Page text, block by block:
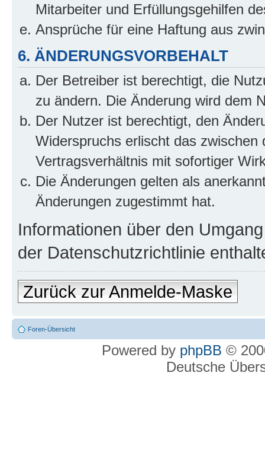
Mitarbeiter und Erfüllungsgehilfen
Ansprüche für eine Haftung aus
6. ÄNDERUNGSVORBEHALT
Der Betreiber ist berechtigt, die
zu ändern. Die Änderung wird dem
Der Nutzer ist berechtigt, den
Widerspruchs erlischt das
Vertragsverhältnis mit sofortiger
Die Änderungen gelten als
Änderungen zugestimmt hat.
Informationen über den
der Datenschutzrichtlinie
Zurück zur Anmelde-Maske
Foren-Übersicht
Powered by phpBB ©
Deutsche